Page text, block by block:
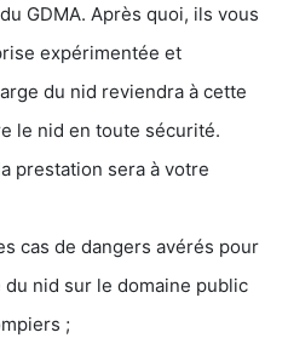
GDMA. Après quoi, ils vous
expérimentée et
du nid reviendra à cette
le nid en toute sécurité.
prestation sera à votre
cas de dangers avérés pour
nid sur le domaine public
;